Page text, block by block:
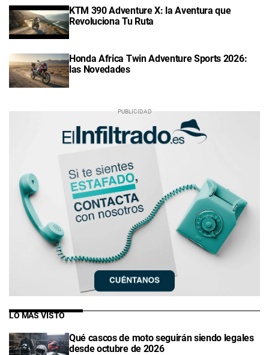
KTM 390 Adventure X: la Aventura que
Revoluciona Tu Ruta
Honda Africa Twin Adventure Sports 2026:
las Novedades
LO MÁS VISTO
Qué cascos de moto seguirán siendo legales
desde octubre de 2026